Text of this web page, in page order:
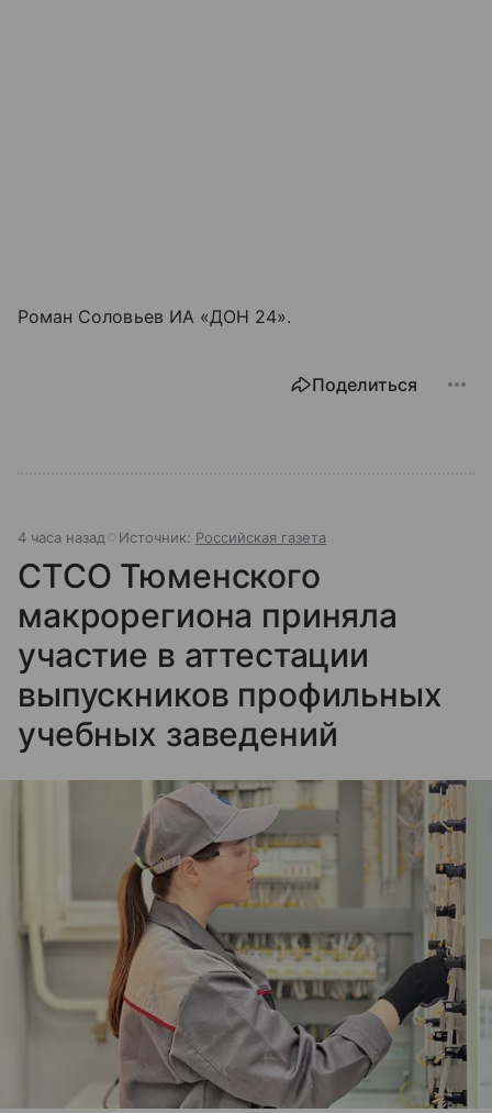
Роман Соловьев ИА «ДОН 24».
Поделиться
4 часа назад Источник: Российская газета
СТСО Тюменского
макрорегиона приняла
участие в аттестации
выпускников профильных
учебных заведений